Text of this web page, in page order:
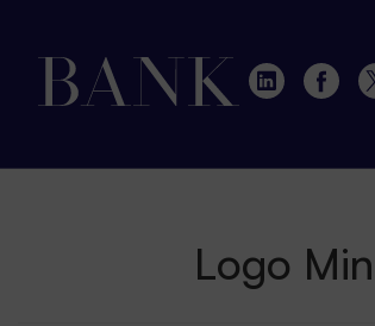
Logo